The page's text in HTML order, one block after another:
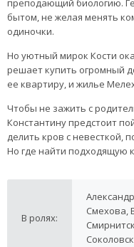
преподающий биологию.
бытом, не желая менять
одиночки.
Но уютный мирок Кости
решает купить огромный
ее квартиру, и жилье
Чтобы не зажить с
Константину предстоит
делить кров с невесткой,
Но где найти подходящую
В ролях:
Смехова,